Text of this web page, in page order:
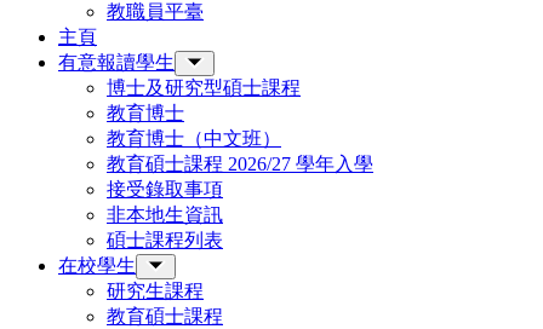
教職員平臺
主頁
有意報讀學生
博士及研究型碩士課程
教育博士
教育博士（中文班）
教育碩士課程 2026/27 學年入學
接受錄取事項
非本地生資訊
碩士課程列表
在校學生
研究生課程
教育碩士課程